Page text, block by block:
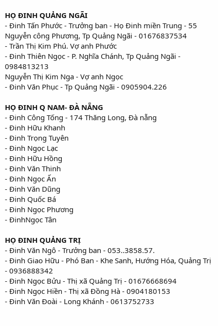
HỌ ĐINH QUẢNG NGÃI
- Đinh Tấn Phước - Trưởng ban - Họ Đinh miền Trung - 55
Nguyễn công Phương, Tp Quảng Ngãi - 01676837534
- Trần Thị Kim Phú. Vợ anh Phước
- Đinh Thiên Ngọc - P. Nghĩa Chánh, Tp Quảng Ngãi -
0984813213
Nguyễn Thị Kim Nga - Vợ anh Ngọc
- Đinh Văn Phục - Tp Quảng Ngãi - 0905904.226
HỌ ĐINH Q NAM- ĐÀ NẴNG
- Đinh Công Tống - 174 Thăng Long, Đà nẵng
- Đinh Hữu Khanh
- Đinh Trọng Tuyên
- Đinh Ngọc Lạc
- Đinh Hữu Hồng
- Đinh Văn Thinh
- Đinh Ngọc Ấn
- Đinh Văn Dũng
- Đinh Quốc Bá
- Đinh Ngọc Phương
- ĐinhNgọc Tân
HỌ ĐINH QUẢNG TRỊ
- Đinh Văn Ngô - Trưởng ban - 053..3858.57.
- Đinh Giao Hữu - Phó Ban - Khe Sanh, Hướng Hóa, Quảng Trị
- 0936888342
- Đinh Ngọc Bửu - Thị xã Quảng Trị - 01676668694
- Đinh Ngọc Hiền - Thị xã Đồng Hà - 0904180153
- Đinh Văn Đoài - Long Khánh - 0613752733